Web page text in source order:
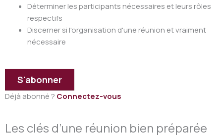
Déterminer les participants nécessaires et leurs rôles
respectifs
Discerner si l'organisation d'une réunion et vraiment
nécessaire
S'abonner
Déjà abonné ? Connectez-vous
Les clés d’une réunion bien préparée